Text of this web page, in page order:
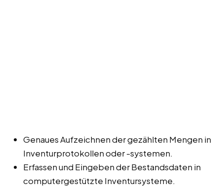
Genaues Aufzeichnen der gezählten Mengen in
Inventurprotokollen oder -systemen.
Erfassen und Eingeben der Bestandsdaten in
computergestützte Inventursysteme.